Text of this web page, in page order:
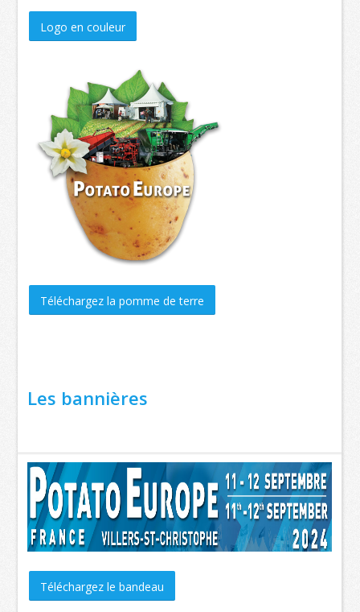
Logo en couleur
Téléchargez la pomme de terre
Les bannières
Téléchargez le bandeau